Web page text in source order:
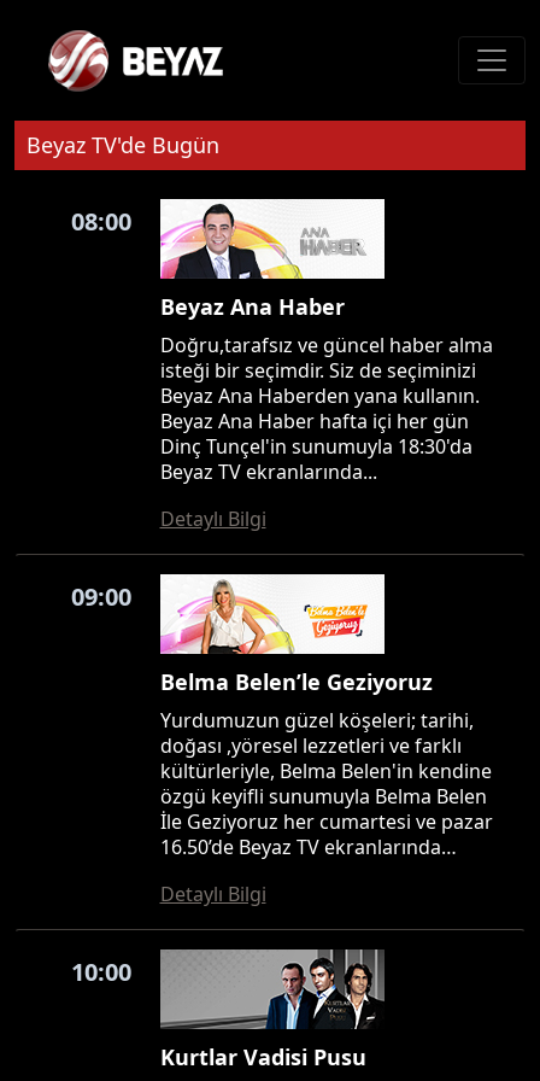
Beyaz TV'de Bugün
08:00
Beyaz Ana Haber
Doğru,tarafsız ve güncel haber alma
isteği bir seçimdir. Siz de seçiminizi
Beyaz Ana Haberden yana kullanın.
Beyaz Ana Haber hafta içi her gün
Dinç Tunçel'in sunumuyla 18:30'da
Beyaz TV ekranlarında...
Detaylı Bilgi
09:00
Belma Belen’le Geziyoruz
Yurdumuzun güzel köşeleri; tarihi,
doğası ,yöresel lezzetleri ve farklı
kültürleriyle, Belma Belen'in kendine
özgü keyifli sunumuyla Belma Belen
İle Geziyoruz her cumartesi ve pazar
16.50’de Beyaz TV ekranlarında…
Detaylı Bilgi
10:00
Kurtlar Vadisi Pusu